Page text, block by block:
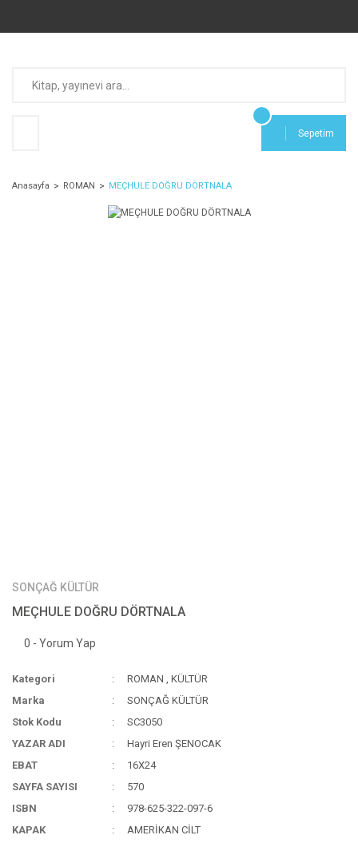
Sepetim
Anasayfa ROMAN MEÇHULE DOĞRU DÖRTNALA
SONÇAĞ KÜLTÜR
MEÇHULE DOĞRU DÖRTNALA
0 - Yorum Yap
Kategori ROMAN ,KÜLTÜR
Marka
SONÇAĞ KÜLTÜR
Stok Kodu
SC3050
YAZAR ADI
Hayri Eren ŞENOCAK
EBAT
16X24
SAYFA SAYISI
570
ISBN
978-625-322-097-6
KAPAK
AMERİKAN CİLT